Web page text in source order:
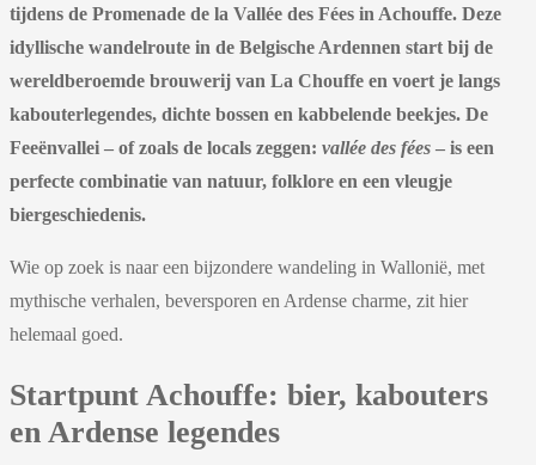
tijdens de Promenade de la Vallée des Fées in Achouffe. Deze
idyllische wandelroute in de Belgische Ardennen start bij de
wereldberoemde brouwerij van La Chouffe en voert je langs
kabouterlegendes, dichte bossen en kabbelende beekjes. De
Feeënvallei – of zoals de locals zeggen: vallée des fées – is een
perfecte combinatie van natuur, folklore en een vleugje
biergeschiedenis.
Wie op zoek is naar een bijzondere wandeling in Wallonië, met
mythische verhalen, beversporen en Ardense charme, zit hier
helemaal goed.
Startpunt Achouffe: bier, kabouters
en Ardense legendes